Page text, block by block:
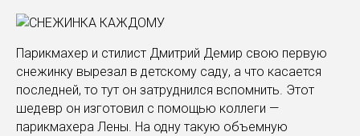
Парикмахер и стилист Дмитрий Демир свою первую
снежинку вырезал в детскому саду, а что касается
последней, то тут он затруднился вспомнить. Этот
шедевр он изготовил с помощью коллеги —
парикмахера Лены. На одну такую объемную